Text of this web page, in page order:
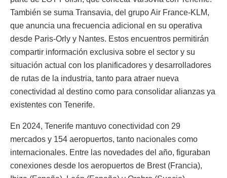
También se suma Transavia, del grupo Air France-KLM,
que anuncia una frecuencia adicional en su operativa
desde Paris-Orly y Nantes. Estos encuentros permitirán
compartir información exclusiva sobre el sector y su
situación actual con los planificadores y desarrolladores
de rutas de la industria, tanto para atraer nueva
conectividad al destino como para consolidar alianzas ya
existentes con Tenerife.
En 2024, Tenerife mantuvo conectividad con 29
mercados y 154 aeropuertos, tanto nacionales como
internacionales. Entre las novedades del año, figuraban
conexiones desde los aeropuertos de Brest (Francia),